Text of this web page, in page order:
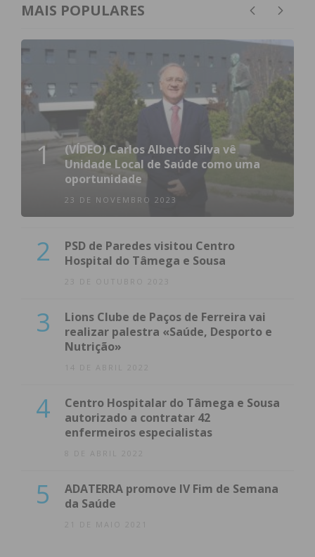
MAIS POPULARES
1
(VÍDEO) Carlos Alberto Silva vê
Unidade Local de Saúde como uma
oportunidade
23 DE NOVEMBRO 2023
2
PSD de Paredes visitou Centro
Hospital do Tâmega e Sousa
23 DE OUTUBRO 2023
3
Lions Clube de Paços de Ferreira vai
realizar palestra «Saúde, Desporto e
Nutrição»
14 DE ABRIL 2022
4
Centro Hospitalar do Tâmega e Sousa
autorizado a contratar 42
enfermeiros especialistas
8 DE ABRIL 2022
5
ADATERRA promove IV Fim de Semana
da Saúde
21 DE MAIO 2021